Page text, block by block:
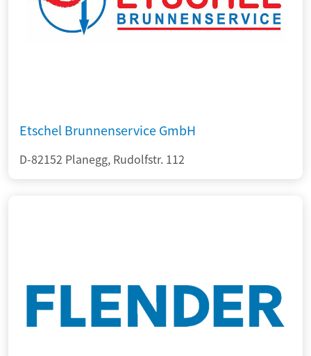
Etschel Brunnenservice GmbH
D-82152 Planegg, Rudolfstr. 112